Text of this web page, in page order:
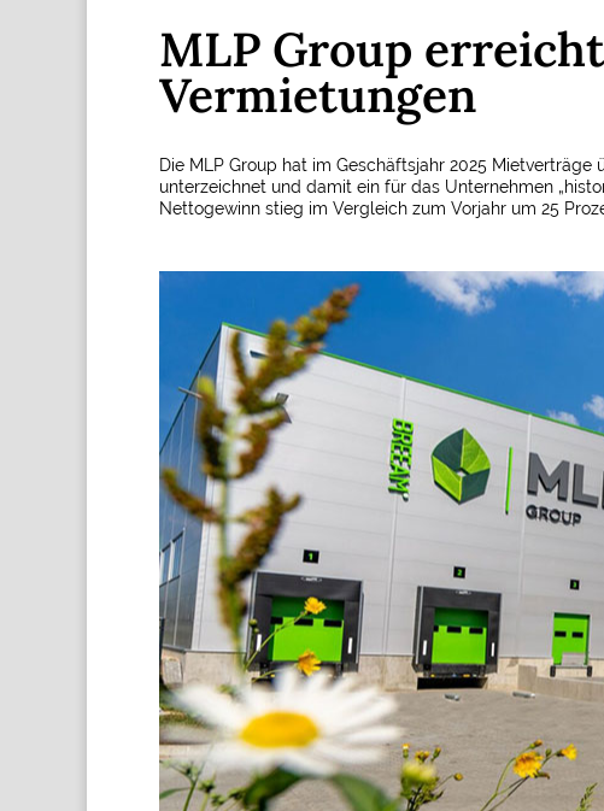
MLP Group
Vermietungen
Die MLP Group hat im Geschäftsjahr 2025 Mietverträge
unterzeichnet und damit ein für das Unternehmen
Nettogewinn stieg im Vergleich zum Vorjahr um 25